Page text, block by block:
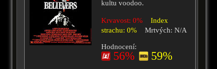
kultu voodoo.
Krvavost: 0%
Index
strachu: 0%
Mrtvých: N/A
Hodnocení:
56% 59%